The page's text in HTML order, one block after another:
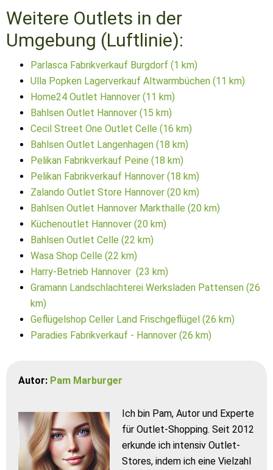
Weitere Outlets in der
Umgebung (Luftlinie):
Parlasca Fabrikverkauf Burgdorf (1 km)
Ulla Popken Lagerverkauf Altwarmbüchen (11 km)
Home24 Outlet Hannover (11 km)
Bahlsen Outlet Hannover (15 km)
Cecil Street One Outlet Celle (16 km)
Bahlsen Outlet Langenhagen (18 km)
Pelikan Fabrikverkauf Peine (18 km)
Pelikan Fabrikverkauf Hannover (18 km)
Zalando Outlet Store Hannover (20 km)
Bahlsen Outlet Hannover Markthalle (20 km)
Küchenoutlet Hannover (20 km)
Bahlsen Outlet Celle (22 km)
Wasa Shop Celle (22 km)
Harry-Betrieb Hannover (23 km)
Gramann Landschlachterei Werksladen Pattensen (26
km)
Geflügelshop Celler Land Frischgeflügel (26 km)
Paradies Fabrikverkauf - Hannover (26 km)
Autor: Pam Marburger
Ich bin Pam, Autor und Experte
für Outlet-Shopping. Seit 2012
erkunde ich intensiv Outlet-
Stores, indem ich eine Vielzahl